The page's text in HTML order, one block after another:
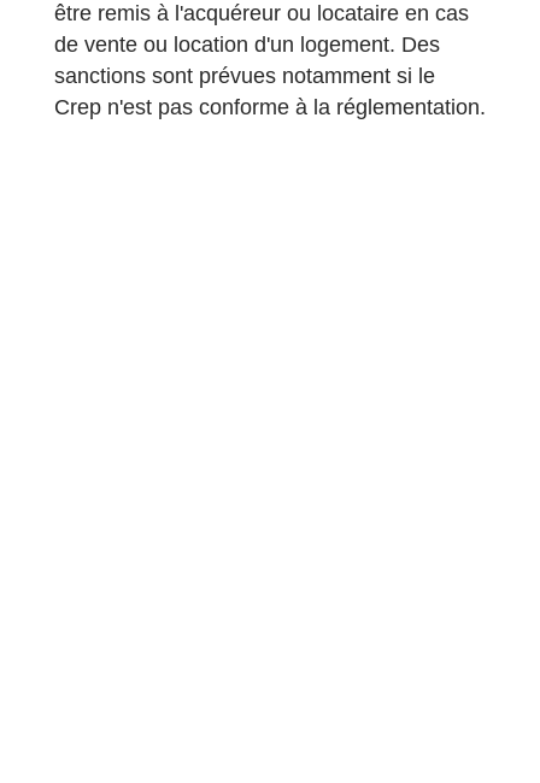
être remis à l'acquéreur ou locataire en cas
de vente ou location d'un logement. Des
sanctions sont prévues notamment si le
Crep n'est pas conforme à la réglementation.